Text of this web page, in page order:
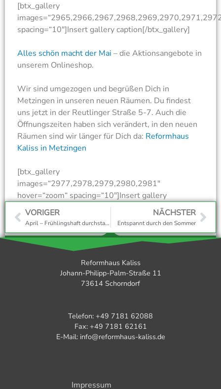
[btx_gallery
spacing=“10″]Insert gallery caption[/btx_gallery]
Alles schön macht der Mai – die Aktionsangebote in
unserem Onlineshop.
Wir sind umgezogen und begrüßen Dich in
Metzingen in unseren neuen Räumen. Du findest
uns jetzt in der Reutlinger Straße 5-7. Auch die
Öffnungszeiten haben sich verändert, in den neuen
Räumen sind wir länger für Dich da: Reformhaus
Kaliss in Metzingen
[btx_gallery
images=“2977,2978,2979,2980,2981″
hover=“zoom“ spacing=“10″]Insert gallery
caption[/btx_gallery]
VORIGER
April – Frühlingshaft durchstarten
NÄCHSTER
Entspannt durch den Sommer
Reformhaus Kaliss
Johann-Philipp-Palm-Straße 11
73614 Schorndorf
Telefon: +49 7181 62088
Fax: +49 7181 62161
E-Mail: info@reformhaus-kaliss.de
Impressum